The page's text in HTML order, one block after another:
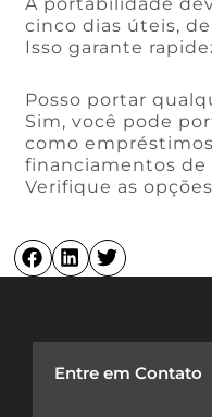
cinco dias úteis,
Isso garante
Posso portar
Sim, você pode
como
financiamentos de
Verifique as
Entre em Contato